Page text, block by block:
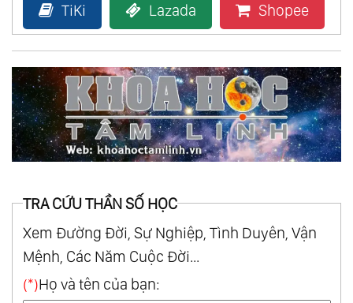
TiKi
Lazada Shopee
TRA CỨU THẦN SỐ HỌC
Xem Đường Đời, Sự Nghiệp, Tình Duyên, Vận
Mệnh, Các Năm Cuộc Đời...
(*)Họ và tên của bạn: